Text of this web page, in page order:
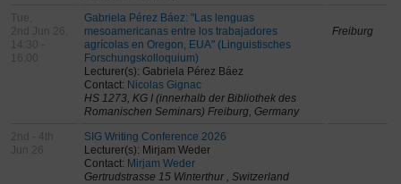
Tue,
2nd Jun 26,
14:30 -
16:00
Gabriela Pérez Báez: "Las lenguas
mesoamericanas entre los trabajadores
agrícolas en Oregon, EUA" (Linguistisches
Forschungskolloquium)
Lecturer(s): Gabriela Pérez Báez
Contact: Nicolas Gignac
HS 1273, KG I (innerhalb der Bibliothek des
Romanischen Seminars) Freiburg, Germany
Freiburg
2nd - 4th
Jun 26
SIG Writing Conference 2026
Lecturer(s): Mirjam Weder
Contact: Mirjam Weder
Gertrudstrasse 15 Winterthur , Switzerland